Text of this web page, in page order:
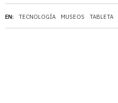
EN: TECNOLOGÍA MUSEOS TABLETA